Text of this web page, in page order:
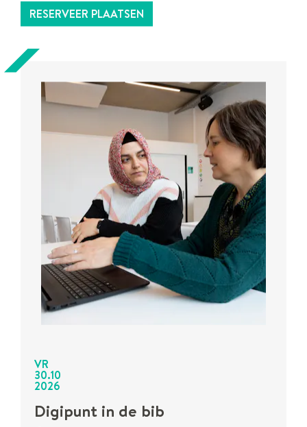
RESERVEER PLAATSEN
VR
30.10
2026
Digipunt in de bib